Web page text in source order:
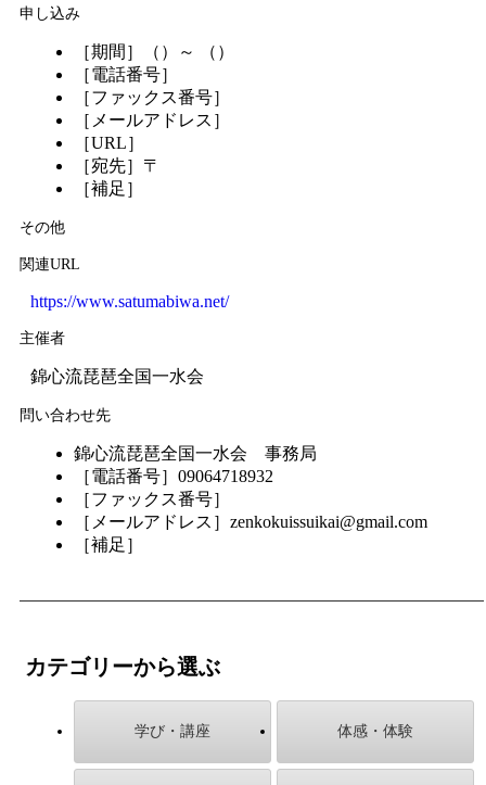
申し込み
［期間］（）～ （）
［電話番号］
［ファックス番号］
［メールアドレス］
［URL］
［宛先］〒
［補足］
その他
関連URL
https://www.satumabiwa.net/
主催者
錦心流琵琶全国一水会
問い合わせ先
錦心流琵琶全国一水会 事務局
［電話番号］09064718932
［ファックス番号］
［メールアドレス］zenkokuissuikai@gmail.com
［補足］
カテゴリーから選ぶ
学び・講座 体感・体験